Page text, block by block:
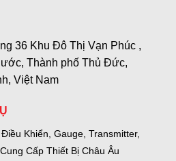
36 Khu Đô Thị Vạn Phúc ,
Thành phố Thủ Đức,
Việt Nam
Khiển, Gauge, Transmitter,
Cung Cấp Thiết Bị Châu Âu